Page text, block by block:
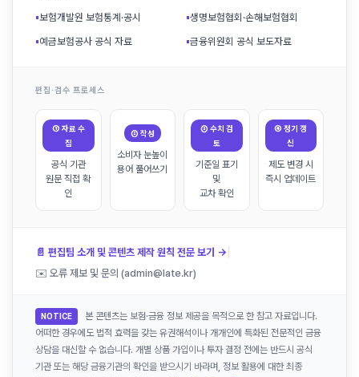
▪보험개발원 보험통계·공시 ▪생명보험협회·손해보험협회
▪예금보험공사 공식 자료 ▪금융위원회 공식 보도자료
편집·검수 프로세스
① 자료 수
집
공식 기관
원문 직접 확
인
② 작성
소비자 눈높이
용어 풀어쓰기
③ 수치 검
토
기준일 표기
및
교차 확인
④ 정기 갱
신
제도 변경 시
즉시 업데이트
📄 편집팀 소개 및 콘텐츠 제작 원칙 전문 보기 →
✉️ 오류 제보 및 문의 (admin@late.kr)
NOTICE
본 콘텐츠는 보험·금융 정보 제공을 목적으로 한 참고 자료입니다.
어떠한 경우에도 법적 효력을 갖는 유권해석이나 개개인에 특화된 전문적인 금융
상담을 대신할 수 없습니다. 개별 상품 가입이나 투자 결정 전에는 반드시 공식
기관 또는 해당 금융기관의 확인을 받으시기 바라며, 정보 활용에 대한 최종